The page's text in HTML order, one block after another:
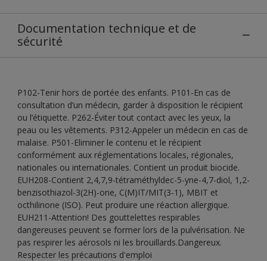
Documentation technique et de
sécurité
P102-Tenir hors de portée des enfants. P101-En cas de
consultation d’un médecin, garder à disposition le récipient
ou l’étiquette. P262-Éviter tout contact avec les yeux, la
peau ou les vêtements. P312-Appeler un médecin en cas de
malaise. P501-Eliminer le contenu et le récipient
conformément aux réglementations locales, régionales,
nationales ou internationales. Contient un produit biocide.
EUH208-Contient 2,4,7,9-tétraméthyldec-5-yne-4,7-diol, 1,2-
benzisothiazol-3(2H)-one, C(M)IT/MIT(3-1), MBIT et
octhilinone (ISO). Peut produire une réaction allergique.
EUH211-Attention! Des gouttelettes respirables
dangereuses peuvent se former lors de la pulvérisation. Ne
pas respirer les aérosols ni les brouillards.Dangereux.
Respecter les précautions d'emploi